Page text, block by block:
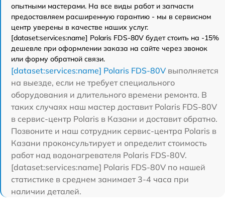
опытными мастерами. На все виды работ и запчасти
предоставляем расширенную гарантию - мы в сервисном
центр уверены в качестве наших услуг.
[dataset:services:name] Polaris FDS-80V будет стоить на -15%
дешевле при оформлении заказа на сайте через звонок
или форму обратной связи.
[dataset:services:name] Polaris FDS-80V выполняется
на выезде, если не требует специального
оборудования и длительного времени ремонта. В
таких случаях наш мастер доставит Polaris FDS-80V
в сервис-центр Polaris в Казани и доставит обратно.
Позвоните и наш сотрудник сервис-центра Polaris в
Казани проконсультирует и определит стоимость
работ над водонагревателя Polaris FDS-80V.
[dataset:services:name] Polaris FDS-80V по нашей
статистике в среднем занимает 3-4 часа при
наличии деталей.